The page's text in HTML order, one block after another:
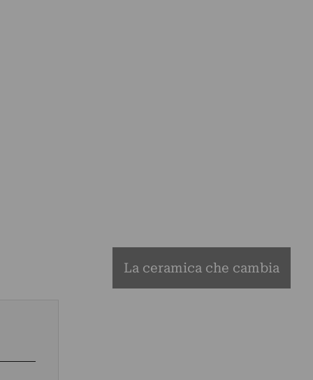
La ceramica che cambia